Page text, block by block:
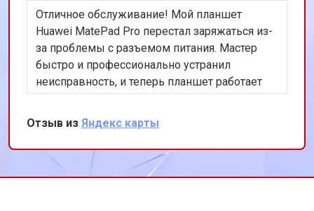
Отличное обслуживание! Мой планшет
Huawei MatePad Pro перестал заряжаться из-
за проблемы с разъемом питания. Мастер
быстро и профессионально устранил
неисправность, и теперь планшет работает
как новый. Очень доволен результатом!
Отзыв из Яндекс карты